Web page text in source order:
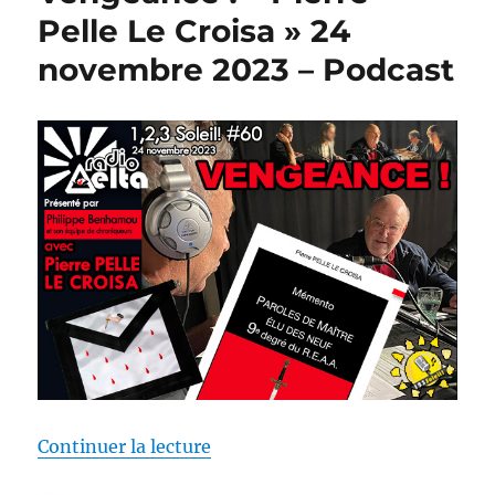
Pelle Le Croisa » 24
novembre 2023 – Podcast
Continuer la lecture